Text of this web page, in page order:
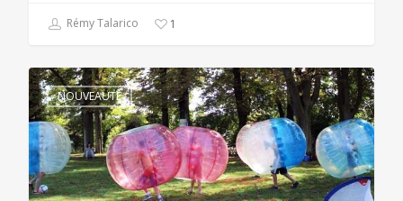
Rémy Talarico 1
NOUVEAUTÉ